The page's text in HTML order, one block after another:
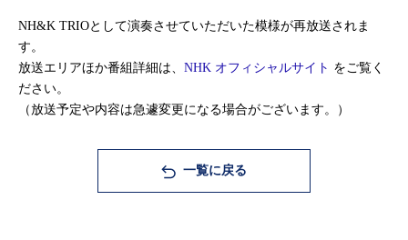
NH&K TRIOとして演奏させていただいた模様が再放送されま
す。
放送エリアほか番組詳細は、 NHK オフィシャルサイト をご覧く
ださい。
（放送予定や内容は急遽変更になる場合がございます。）
一覧に戻る